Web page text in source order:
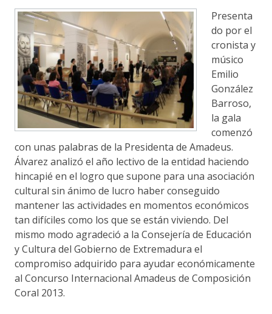
Presenta
do por el
cronista y
músico
Emilio
González
Barroso,
la gala
comenzó
con unas palabras de la Presidenta de Amadeus.
Álvarez analizó el año lectivo de la entidad haciendo
hincapié en el logro que supone para una asociación
cultural sin ánimo de lucro haber conseguido
mantener las actividades en momentos económicos
tan difíciles como los que se están viviendo. Del
mismo modo agradeció a la Consejería de Educación
y Cultura del Gobierno de Extremadura el
compromiso adquirido para ayudar económicamente
al Concurso Internacional Amadeus de Composición
Coral 2013.